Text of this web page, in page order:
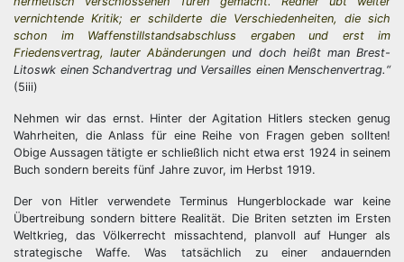
vernichtende Kritik; er schilderte die Verschiedenheiten, die sich
schon im Waffenstillstandsabschluss ergaben und erst im
Friedensvertrag, lauter Abänderungen und doch heißt man Brest-
Litoswk einen Schandvertrag und Versailles einen Menschenvertrag.“
(5iii)
Nehmen wir das ernst. Hinter der Agitation Hitlers stecken genug
Wahrheiten, die Anlass für eine Reihe von Fragen geben sollten!
Obige Aussagen tätigte er schließlich nicht etwa erst 1924 in seinem
Buch sondern bereits fünf Jahre zuvor, im Herbst 1919.
Der von Hitler verwendete Terminus Hungerblockade war keine
Übertreibung sondern bittere Realität. Die Briten setzten im Ersten
Weltkrieg, das Völkerrecht missachtend, planvoll auf Hunger als
strategische Waffe. Was tatsächlich zu einer andauernden